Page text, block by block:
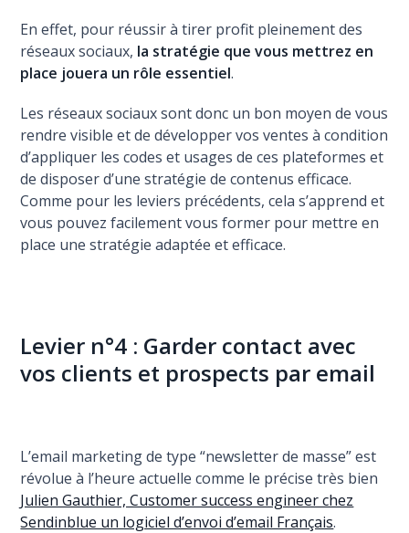
En effet, pour réussir à tirer profit pleinement des
réseaux sociaux, la stratégie que vous mettrez en
place jouera un rôle essentiel.
Les réseaux sociaux sont donc un bon moyen de vous
rendre visible et de développer vos ventes à condition
d’appliquer les codes et usages de ces plateformes et
de disposer d’une stratégie de contenus efficace.
Comme pour les leviers précédents, cela s’apprend et
vous pouvez facilement vous former pour mettre en
place une stratégie adaptée et efficace.
Levier n°4 : Garder contact avec
vos clients et prospects par email
L’email marketing de type “newsletter de masse” est
révolue à l’heure actuelle comme le précise très bien
Julien Gauthier, Customer success engineer chez
Sendinblue un logiciel d’envoi d’email Français.